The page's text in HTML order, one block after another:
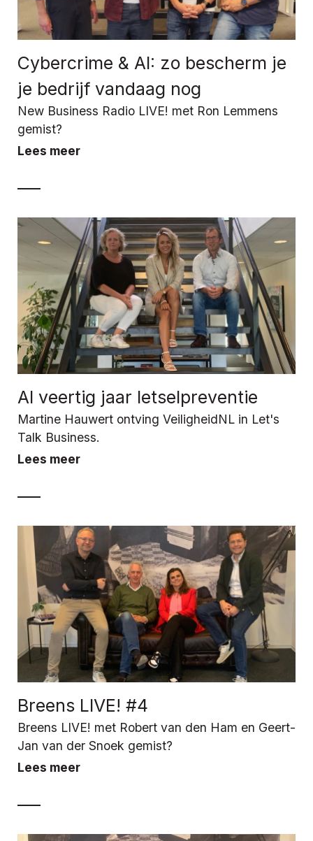
Cybercrime & AI: zo bescherm je
je bedrijf vandaag nog
New Business Radio LIVE! met Ron Lemmens
gemist?
Lees meer
Al veertig jaar letselpreventie
Martine Hauwert ontving VeiligheidNL in Let's
Talk Business.
Lees meer
Breens LIVE! #4
Breens LIVE! met Robert van den Ham en Geert-
Jan van der Snoek gemist?
Lees meer